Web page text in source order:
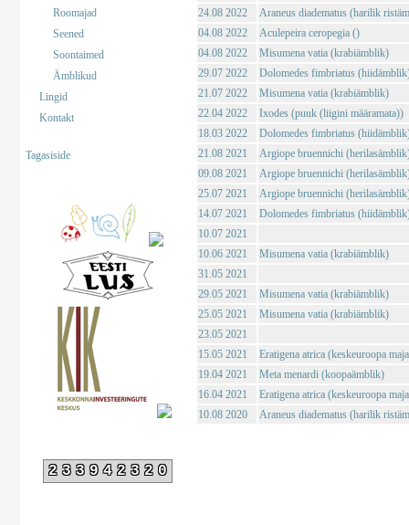
Roomajad
Seened
Soontaimed
Ämblikud
Lingid
Kontakt
Tagasiside
233942320
24.08 2022
Araneus diadematus (harilik
04.08 2022
Aculepeira ceropegia ()
04.08 2022
Misumena vatia (krabiämblik)
29.07 2022
Dolomedes fimbriatus
21.07 2022
Misumena vatia (krabiämblik)
22.04 2022
Ixodes (puuk (liigini määramata))
18.03 2022
Dolomedes fimbriatus
21.08 2021
Argiope bruennichi
09.08 2021
Argiope bruennichi
25.07 2021
Argiope bruennichi
14.07 2021
Dolomedes fimbriatus
10.07 2021
10.06 2021
Misumena vatia (krabiämblik)
31.05 2021
29.05 2021
Misumena vatia (krabiämblik)
25.05 2021
Misumena vatia (krabiämblik)
23.05 2021
15.05 2021
Eratigena atrica (keskeuroopa
19.04 2021
Meta menardi (koopaämblik)
16.04 2021
Eratigena atrica (keskeuroopa
10.08 2020
Araneus diadematus (harilik